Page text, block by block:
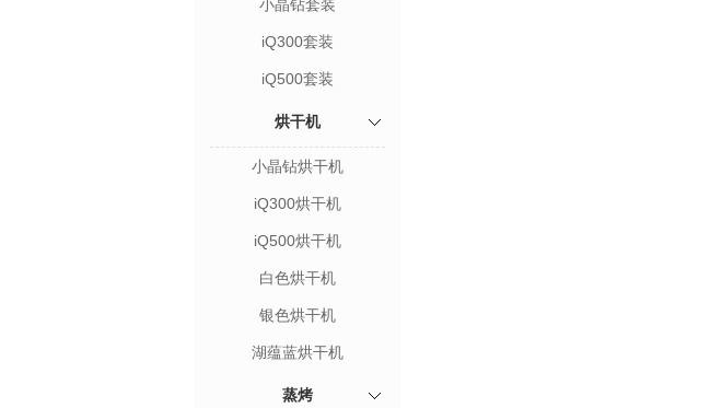
小晶钻套装
iQ300套装
iQ500套装
烘干机
小晶钻烘干机
iQ300烘干机
iQ500烘干机
白色烘干机
银色烘干机
湖蕴蓝烘干机
蒸烤